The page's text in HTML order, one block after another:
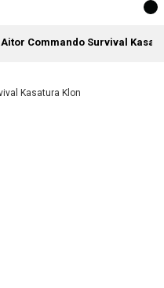
Aitor Commando Survival